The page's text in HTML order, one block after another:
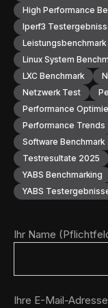
High Performance
Iperf3
Leistungsbenchmark
Linux System
LXC Benchmark
Netzwerk Test
Performance
Performance Trends
Software Benchmark
Testresultate 2025
YABS Benchmarking
YABS
Ihr Name
Ihre E-Mail-